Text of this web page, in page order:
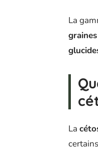
La
La
certains